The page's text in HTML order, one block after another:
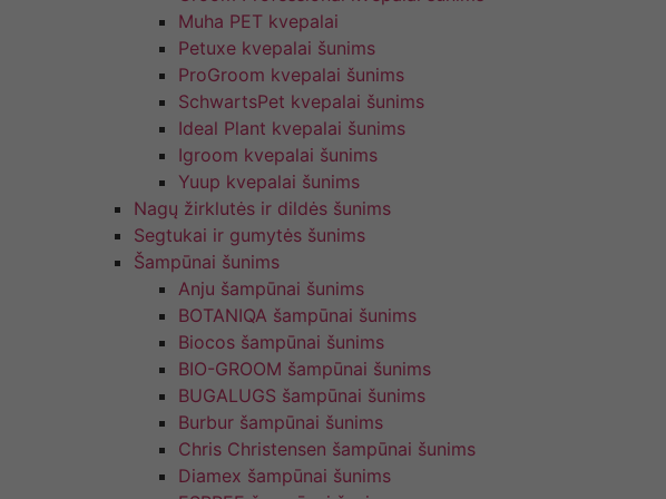
Muha PET kvepalai
Petuxe kvepalai šunims
ProGroom kvepalai šunims
SchwartsPet kvepalai šunims
Ideal Plant kvepalai šunims
Igroom kvepalai šunims
Yuup kvepalai šunims
Nagų žirklutės ir dildės šunims
Segtukai ir gumytės šunims
Šampūnai šunims
Anju šampūnai šunims
BOTANIQA šampūnai šunims
Biocos šampūnai šunims
BIO-GROOM šampūnai šunims
BUGALUGS šampūnai šunims
Burbur šampūnai šunims
Chris Christensen šampūnai šunims
Diamex šampūnai šunims